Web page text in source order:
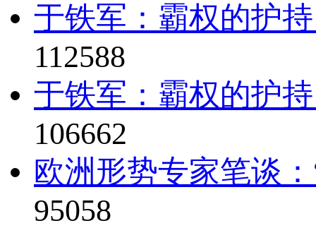
于铁军：霸权的护
112588
于铁军：霸权的护
106662
欧洲形势专家笔谈
95058